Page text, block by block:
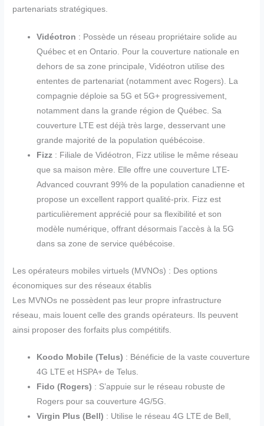
partenariats stratégiques.
Vidéotron : Possède un réseau propriétaire solide au
Québec et en Ontario. Pour la couverture nationale en
dehors de sa zone principale, Vidéotron utilise des
ententes de partenariat (notamment avec Rogers). La
compagnie déploie sa 5G et 5G+ progressivement,
notamment dans la grande région de Québec. Sa
couverture LTE est déjà très large, desservant une
grande majorité de la population québécoise.
Fizz : Filiale de Vidéotron, Fizz utilise le même réseau
que sa maison mère. Elle offre une couverture LTE-
Advanced couvrant 99% de la population canadienne et
propose un excellent rapport qualité-prix. Fizz est
particulièrement apprécié pour sa flexibilité et son
modèle numérique, offrant désormais l’accès à la 5G
dans sa zone de service québécoise.
Les opérateurs mobiles virtuels (MVNOs) : Des options
économiques sur des réseaux établis
Les MVNOs ne possèdent pas leur propre infrastructure
réseau, mais louent celle des grands opérateurs. Ils peuvent
ainsi proposer des forfaits plus compétitifs.
Koodo Mobile (Telus) : Bénéficie de la vaste couverture
4G LTE et HSPA+ de Telus.
Fido (Rogers) : S’appuie sur le réseau robuste de
Rogers pour sa couverture 4G/5G.
Virgin Plus (Bell) : Utilise le réseau 4G LTE de Bell,